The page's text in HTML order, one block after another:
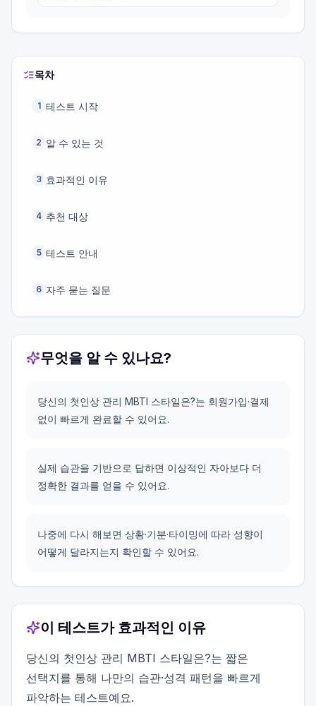
목차
1 테스트 시작
2 알 수 있는 것
3 효과적인 이유
4 추천 대상
5 테스트 안내
6 자주 묻는 질문
무엇을 알 수 있나요?
당신의 첫인상 관리 MBTI 스타일은?는 회원가입·결제
없이 빠르게 완료할 수 있어요.
실제 습관을 기반으로 답하면 이상적인 자아보다 더
정확한 결과를 얻을 수 있어요.
나중에 다시 해보면 상황·기분·타이밍에 따라 성향이
어떻게 달라지는지 확인할 수 있어요.
이 테스트가 효과적인 이유
당신의 첫인상 관리 MBTI 스타일은?는 짧은
선택지를 통해 나만의 습관·성격 패턴을 빠르게
파악하는 테스트예요.